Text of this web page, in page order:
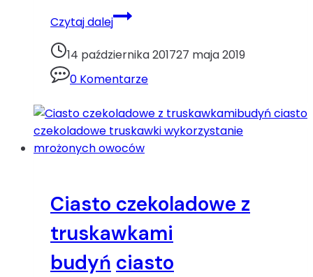
Czytaj dalejWuzetka
WZbita
śmietana
czekoladowe
14 października 201727 maja 2019
0 Komentarze
Ciasto czekoladowe z
truskawkami
budyń ciasto